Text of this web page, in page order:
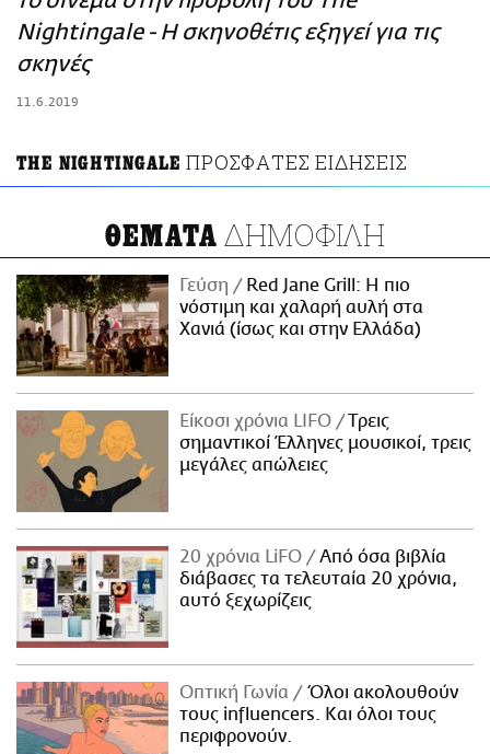
ΑΜΠΑ
PRINT
Nightingale - Η σκηνοθέτις εξηγεί για τις
σκηνές
11.6.2019
THE NIGHTINGALE ΠΡΟΣΦΑΤΕΣ ΕΙΔΗΣΕΙΣ
ΘΕΜΑΤΑ ΔΗΜΟΦΙΛΗ
Γεύση
Red Jane Grill: Η πιο
νόστιμη και χαλαρή αυλή στα
Χανιά (ίσως και στην Ελλάδα)
Είκοσι χρόνια LIFO
Tρεις
σημαντικοί Έλληνες μουσικοί, τρεις
μεγάλες απώλειες
20 χρόνια LiFO
Από όσα βιβλία
διάβασες τα τελευταία 20 χρόνια,
αυτό ξεχωρίζεις
Οπτική Γωνία
Όλοι ακολουθούν
τους influencers. Και όλοι τους
περιφρονούν.